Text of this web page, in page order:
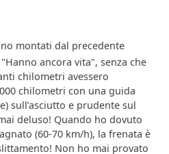
montati dal precedente
ancora vita", senza che
chilometri avessero
chilometri con una guida
sull’asciutto e prudente sul
deluso! Quando ho dovuto
(60-70 km/h), la frenata è
Non ho mai provato